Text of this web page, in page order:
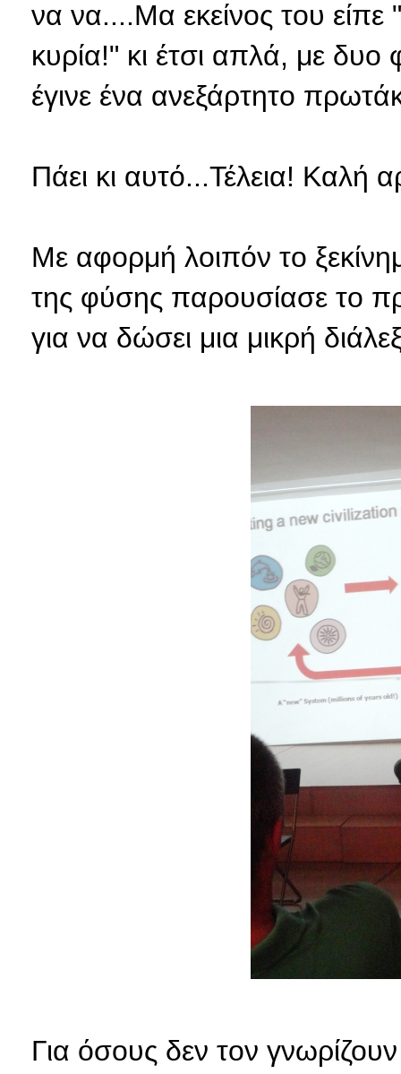
να να....Μα εκείνος του
κυρία!" κι έτσι απλά, με δυο
έγινε ένα ανεξάρτητο
Πάει κι αυτό...Τέλεια! Καλή
Με αφορμή λοιπόν το
της φύσης παρουσίασε το
για να δώσει μια μικρή
Για όσους δεν τον